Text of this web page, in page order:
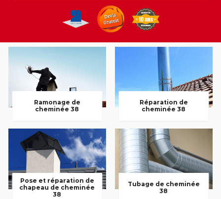
Ramonage de
cheminée 38
Réparation de
cheminée 38
Pose et réparation de
chapeau de cheminée
38
Tubage de cheminée
38